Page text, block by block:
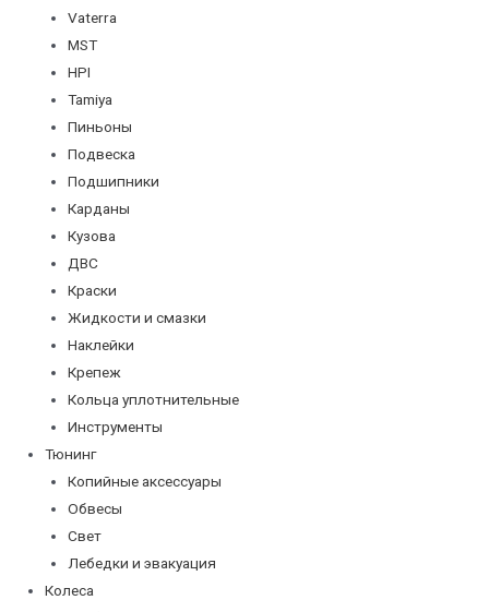
Vaterra
MST
HPI
Tamiya
Пиньоны
Подвеска
Подшипники
Карданы
Кузова
ДВС
Краски
Жидкости и смазки
Наклейки
Крепеж
Кольца уплотнительные
Инструменты
Тюнинг
Копийные аксессуары
Обвесы
Свет
Лебедки и эвакуация
Колеса